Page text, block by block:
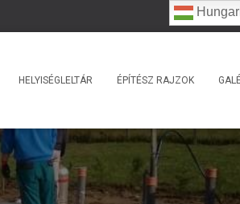
HELYISÉGLELTÁR ÉPÍTÉSZ RAJZOK